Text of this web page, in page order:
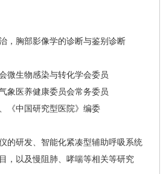
胸部影像学的诊断与鉴别诊断
生物感染与转化学会委员
医养健康委员会常务委员
中国研究型医院》编委
研发、智能化紧凑型辅助呼吸系统
，以及慢阻肺、哮喘等相关等研究